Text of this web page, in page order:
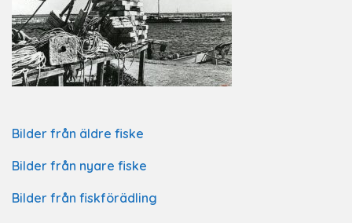
Bilder från äldre fiske
Bilder från nyare fiske
Bilder från fiskförädling